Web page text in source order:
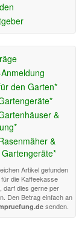
den Garten*
&
&
Artikel gefunden
die Kaffeekasse
darf dies gerne per
Den Betrag einfach an
senden.